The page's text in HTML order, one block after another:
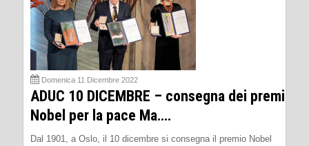
Domenica 11 Dicembre 2022
ADUC 10 DICEMBRE – consegna dei premi
Nobel per la pace Ma….
Dal 1901, a Oslo, il 10 dicembre si consegna il premio Nobel